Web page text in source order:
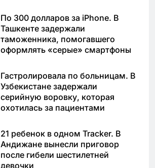
По 300 долларов за iPhone. В
Ташкенте задержали
таможенника, помогавшего
оформлять «серые» смартфоны
Гастролировала по больницам. В
Узбекистане задержали
серийную воровку, которая
охотилась за пациентами
21 ребенок в одном Tracker. В
Андижане вынесли приговор
после гибели шестилетней
девочки